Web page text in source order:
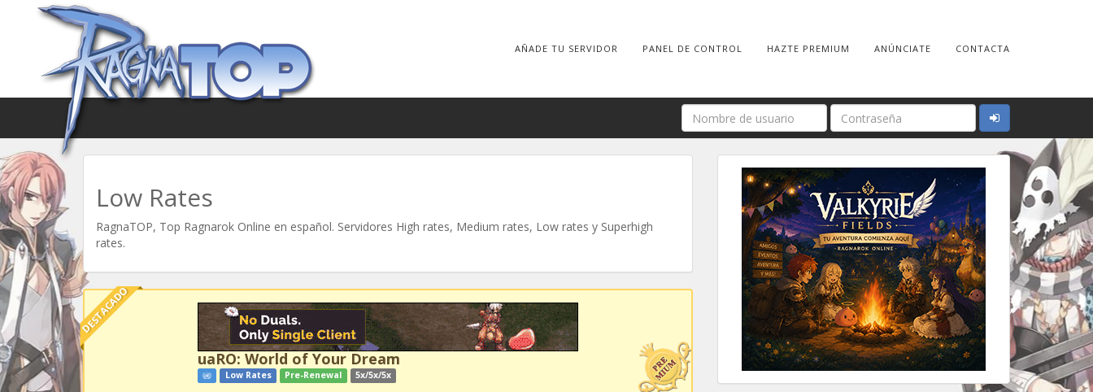
AÑADE TU SERVIDOR PANEL DE CONTROL HAZTE PREMIUM ANÚNCIATE CONTACTA
Low Rates
RagnaTOP, Top Ragnarok Online en español. Servidores High rates, Medium rates, Low rates y Superhigh
rates.
DESTACADO
uaRO: World of Your Dream
Low Rates Pre-Renewal 5x/5x/5x